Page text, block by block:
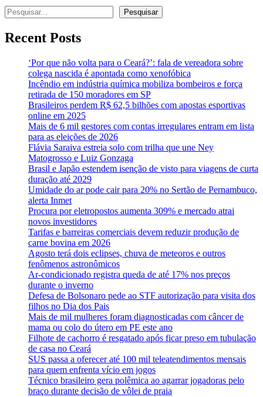
Pesquisar Pesquisar
Recent Posts
‘Por que não volta para o Ceará?’: fala de vereadora sobre
colega nascida é apontada como xenofóbica
Incêndio em indústria química mobiliza bombeiros e força
retirada de 150 moradores em SP
Brasileiros perdem R$ 62,5 bilhões com apostas esportivas
online em 2025
Mais de 6 mil gestores com contas irregulares entram em lista
para as eleições de 2026
Flávia Saraiva estreia solo com trilha que une Ney
Matogrosso e Luiz Gonzaga
Brasil e Japão estendem isenção de visto para viagens de curta
duração até 2029
Umidade do ar pode cair para 20% no Sertão de Pernambuco,
alerta Inmet
Procura por eletropostos aumenta 309% e mercado atrai
novos investidores
Tarifas e barreiras comerciais devem reduzir produção de
carne bovina em 2026
Agosto terá dois eclipses, chuva de meteoros e outros
fenômenos astronômicos
Ar-condicionado registra queda de até 17% nos preços
durante o inverno
Defesa de Bolsonaro pede ao STF autorização para visita dos
filhos no Dia dos Pais
Mais de mil mulheres foram diagnosticadas com câncer de
mama ou colo do útero em PE este ano
Filhote de cachorro é resgatado após ficar preso em tubulação
de casa no Ceará
SUS passa a oferecer até 100 mil teleatendimentos mensais
para quem enfrenta vício em jogos
Técnico brasileiro gera polêmica ao agarrar jogadoras pelo
braço durante decisão de vôlei de praia